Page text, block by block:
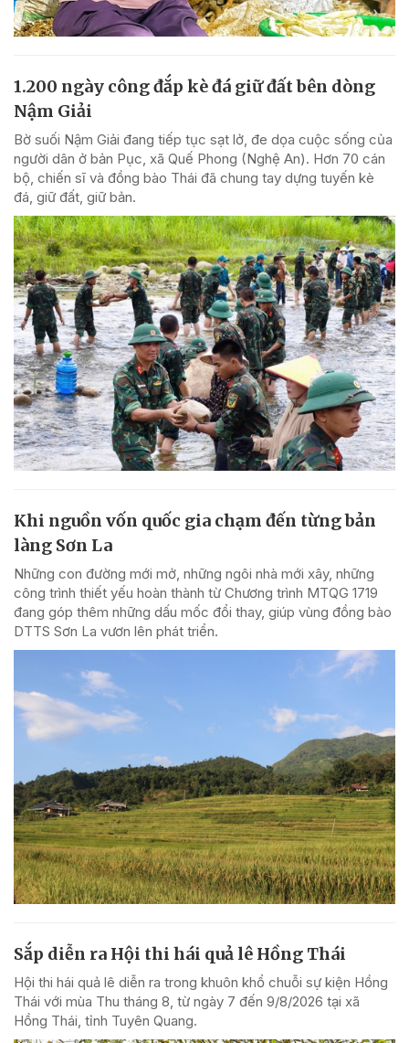
1.200 ngày công đắp kè đá giữ đất bên dòng
Nậm Giải
Bờ suối Nậm Giải đang tiếp tục sạt lở, đe dọa cuộc sống của
người dân ở bản Pục, xã Quế Phong (Nghệ An). Hơn 70 cán
bộ, chiến sĩ và đồng bào Thái đã chung tay dựng tuyến kè
đá, giữ đất, giữ bản.
Khi nguồn vốn quốc gia chạm đến từng bản
làng Sơn La
Những con đường mới mở, những ngôi nhà mới xây, những
công trình thiết yếu hoàn thành từ Chương trình MTQG 1719
đang góp thêm những dấu mốc đổi thay, giúp vùng đồng bào
DTTS Sơn La vươn lên phát triển.
Sắp diễn ra Hội thi hái quả lê Hồng Thái
Hội thi hái quả lê diễn ra trong khuôn khổ chuỗi sự kiện Hồng
Thái với mùa Thu tháng 8, từ ngày 7 đến 9/8/2026 tại xã
Hồng Thái, tỉnh Tuyên Quang.